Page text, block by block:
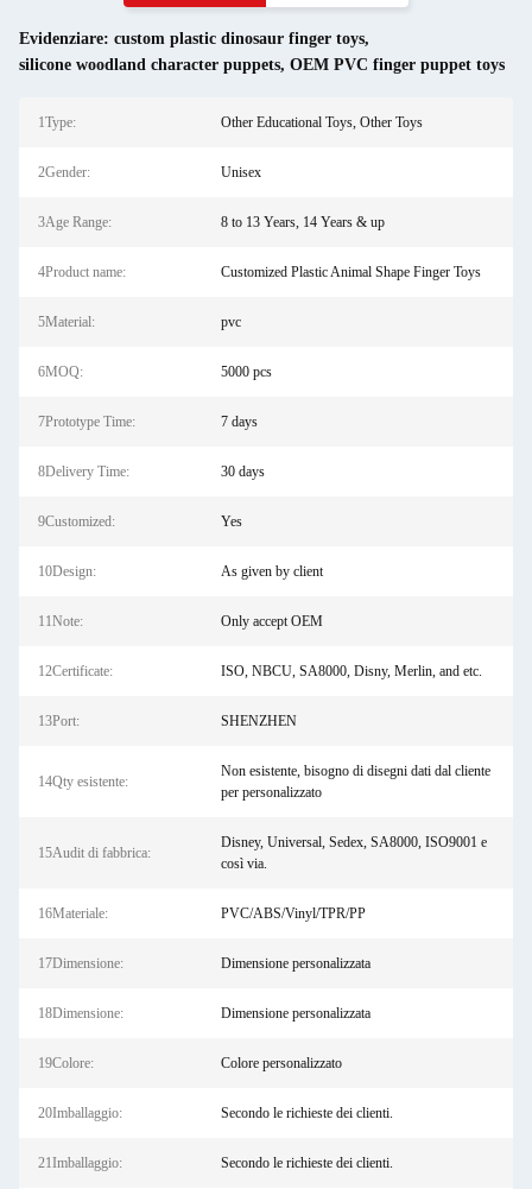
Evidenziare: custom plastic dinosaur finger toys,
silicone woodland character puppets, OEM PVC finger puppet toys
1Type: Other Educational Toys, Other Toys
2Gender: Unisex
3Age Range: 8 to 13 Years, 14 Years & up
4Product name: Customized Plastic Animal Shape Finger Toys
5Material: pvc
6MOQ: 5000 pcs
7Prototype Time: 7 days
8Delivery Time: 30 days
9Customized: Yes
10Design: As given by client
11Note: Only accept OEM
12Certificate: ISO, NBCU, SA8000, Disny, Merlin, and etc.
13Port: SHENZHEN
14Qty esistente:
Non esistente, bisogno di disegni dati dal cliente
per personalizzato
15Audit di fabbrica:
Disney, Universal, Sedex, SA8000, ISO9001 e
così via.
16Materiale: PVC/ABS/Vinyl/TPR/PP
17Dimensione: Dimensione personalizzata
18Dimensione: Dimensione personalizzata
19Colore: Colore personalizzato
20Imballaggio: Secondo le richieste dei clienti.
21Imballaggio: Secondo le richieste dei clienti.